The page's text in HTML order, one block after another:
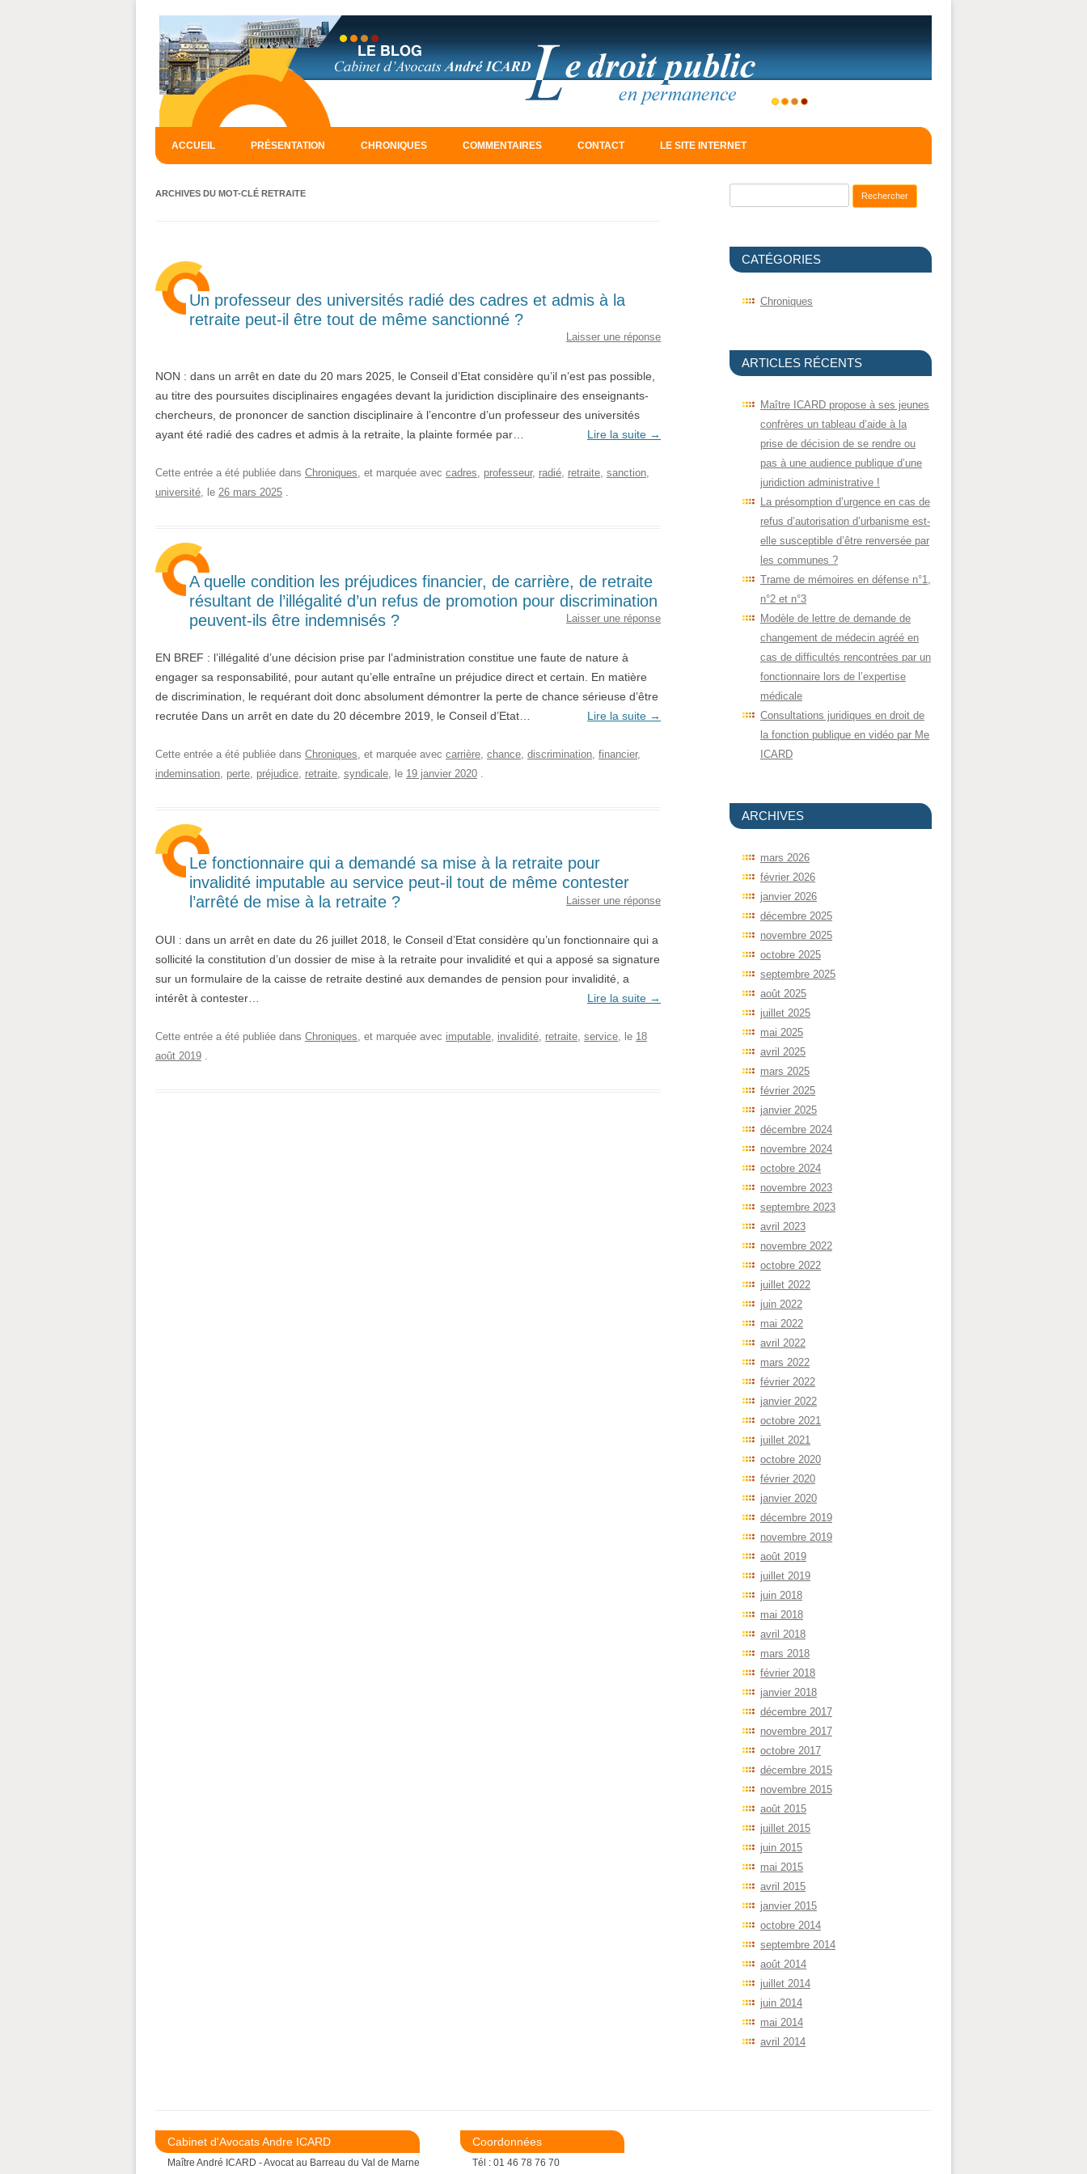
ACCUEIL PRÉSENTATION CHRONIQUES COMMENTAIRES CONTACT LE SITE INTERNET
ARCHIVES DU MOT-CLÉ RETRAITE
Un professeur des universités radié des cadres et admis à la
retraite peut-il être tout de même sanctionné ?
Laisser une réponse
NON : dans un arrêt en date du 20 mars 2025, le Conseil d’Etat considère qu’il n’est pas possible,
au titre des poursuites disciplinaires engagées devant la juridiction disciplinaire des enseignants-
chercheurs, de prononcer de sanction disciplinaire à l’encontre d’un professeur des universités
ayant été radié des cadres et admis à la retraite, la plainte formée par…
Lire la suite →
Cette entrée a été publiée dans Chroniques, et marquée avec cadres, professeur, radié, retraite, sanction,
université, le 26 mars 2025 .
A quelle condition les préjudices financier, de carrière, de retraite
résultant de l’illégalité d’un refus de promotion pour discrimination
peuvent-ils être indemnisés ?
Laisser une réponse
EN BREF : l’illégalité d’une décision prise par l’administration constitue une faute de nature à
engager sa responsabilité, pour autant qu’elle entraîne un préjudice direct et certain. En matière
de discrimination, le requérant doit donc absolument démontrer la perte de chance sérieuse d’être
recrutée Dans un arrêt en date du 20 décembre 2019, le Conseil d’Etat…
Lire la suite →
Cette entrée a été publiée dans Chroniques, et marquée avec carrière, chance, discrimination, financier,
indeminsation, perte, préjudice, retraite, syndicale, le 19 janvier 2020 .
Le fonctionnaire qui a demandé sa mise à la retraite pour
invalidité imputable au service peut-il tout de même contester
l’arrêté de mise à la retraite ?
Laisser une réponse
OUI : dans un arrêt en date du 26 juillet 2018, le Conseil d’Etat considère qu’un fonctionnaire qui a
sollicité la constitution d’un dossier de mise à la retraite pour invalidité et qui a apposé sa signature
sur un formulaire de la caisse de retraite destiné aux demandes de pension pour invalidité, a
intérêt à contester…
Lire la suite →
Cette entrée a été publiée dans Chroniques , et marquée avec imputable invalidité retraite service , le 18
août 2019
CATÉGORIES
Chroniques
ARTICLES RÉCENTS
Maître ICARD propose à ses jeunes
confrères un tableau d’aide à la
prise de décision de se rendre ou
pas à une audience publique d’une
juridiction administrative !
La présomption d’urgence en cas de
refus d’autorisation d’urbanisme est-
elle susceptible d’être renversée par
les communes ?
Trame de mémoires en défense n°1,
n°2 et n°3
Modèle de lettre de demande de
changement de médecin agréé en
cas de difficultés rencontrées par un
fonctionnaire lors de l’expertise
médicale
Consultations juridiques en droit de
la fonction publique en vidéo par Me
ICARD
ARCHIVES
mars 2026
février 2026
janvier 2026
décembre 2025
novembre 2025
octobre 2025
septembre 2025
août 2025
juillet 2025
mai 2025
avril 2025
mars 2025
février 2025
janvier 2025
décembre 2024
novembre 2024
octobre 2024
novembre 2023
septembre 2023
avril 2023
novembre 2022
octobre 2022
juillet 2022
juin 2022
mai 2022
avril 2022
mars 2022
février 2022
janvier 2022
octobre 2021
juillet 2021
octobre 2020
février 2020
janvier 2020
décembre 2019
novembre 2019
août 2019
juillet 2019
juin 2018
mai 2018
avril 2018
mars 2018
février 2018
janvier 2018
décembre 2017
novembre 2017
octobre 2017
décembre 2015
novembre 2015
août 2015
juillet 2015
juin 2015
mai 2015
avril 2015
janvier 2015
octobre 2014
septembre 2014
août 2014
juillet 2014
juin 2014
mai 2014
avril 2014
Cabinet d'Avocats Andre ICARD
Maître André ICARD - Avocat au Barreau du Val de Marne
Coordonnées
Tél : 01 46 78 76 70